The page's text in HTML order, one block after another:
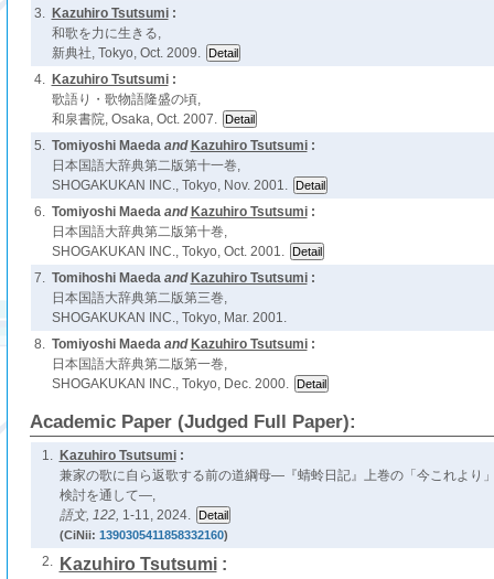
3.
Kazuhiro Tsutsumi:
和歌を力に生きる,
新典社, Tokyo, Oct. 2009.
4.
Kazuhiro Tsutsumi:
歌語り・歌物語隆盛の頃,
和泉書院, Osaka, Oct. 2007.
5. Tomiyoshi Maedaand Kazuhiro Tsutsumi:
日本国語大辞典第二版第十一巻,
SHOGAKUKAN INC., Tokyo, Nov. 2001.
6. Tomiyoshi Maedaand Kazuhiro Tsutsumi:
日本国語大辞典第二版第十巻,
SHOGAKUKAN INC., Tokyo, Oct. 2001.
7. Tomihoshi Maedaand Kazuhiro Tsutsumi:
日本国語大辞典第二版第三巻,
SHOGAKUKAN INC., Tokyo, Mar. 2001.
8. Tomiyoshi Maedaand Kazuhiro Tsutsumi:
日本国語大辞典第二版第一巻,
SHOGAKUKAN INC., Tokyo, Dec. 2000.
Academic Paper (Judged Full Paper):
1. Kazuhiro Tsutsumi:
兼家の歌に自ら返歌する前の道綱母―『蜻蛉日記』上巻の「今これより
検討を通して―,
語文, 122, 1-11, 2024.
(CiNii: 1390305411858332160)
2. Kazuhiro Tsutsumi: